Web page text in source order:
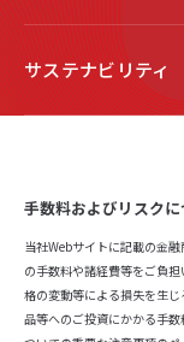
サステナビリティ
手数料およびリスクに
当社Webサイトに記載の金
の手数料や諸経費等をご負
格の変動等による損失を生
品等へのご投資にかかる手